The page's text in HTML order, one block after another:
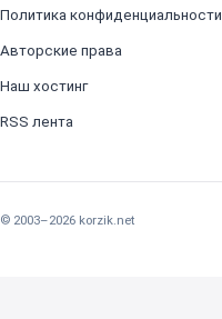
Политика конфиденциальности
Авторские права
Наш хостинг
RSS лента
© 2003–2026 korzik.net